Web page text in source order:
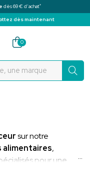
dès 69 € d’achat*
dès maintenant
des Rochettes Votre
0
sur notre
alimentaires,
pour une
de prix avantageux,